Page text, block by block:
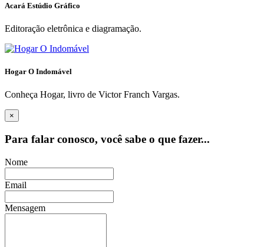
Acará Estúdio Gráfico
Editoração eletrônica e diagramação.
Hogar O Indomável
Conheça Hogar, livro de Victor Franch Vargas.
×
Para falar conosco, você sabe o que fazer...
Nome
Email
Mensagem